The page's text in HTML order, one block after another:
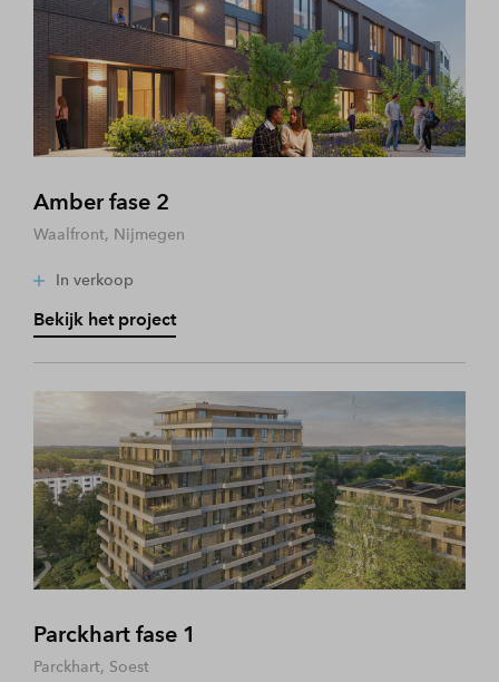
Amber fase 2
Waalfront, Nijmegen
In verkoop
Bekijk het project
Parckhart fase 1
Parckhart, Soest